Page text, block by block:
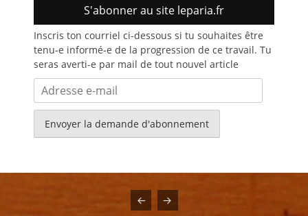
S'abonner au site leparia.fr
Inscris ton courriel ci-dessous si tu souhaites être
tenu-e informé-e de la progression de ce travail. Tu
seras averti-e par mail de tout nouvel article
Adresse
e-
mail